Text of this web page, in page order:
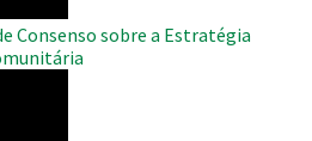
Consenso sobre a Estratégia